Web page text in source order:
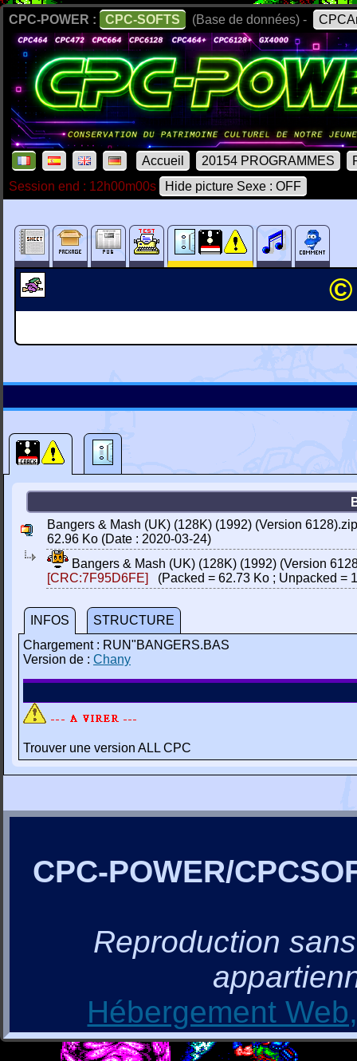
CPC-POWER : CPC-SOFTS (Base de données) -
Accueil 20154 PROGRAMMES
Session end : 12h00m00s
Hide picture Sexe : OFF
©
Bangers & Mash (UK) (128K) (1992) (Version 6128).zip
62.96 Ko (Date : 2020-03-24)
Bangers & Mash (UK) (128K) (1992) (Version
[CRC:7F95D6FE]
(Packed = 62.73 Ko ; Unpacked =
INFOS
STRUCTURE
Chargement : RUN"BANGERS.BAS
Version de : Chany
Trouver une version ALL CPC
CPC-POWER/
Reproduction
Hébergement